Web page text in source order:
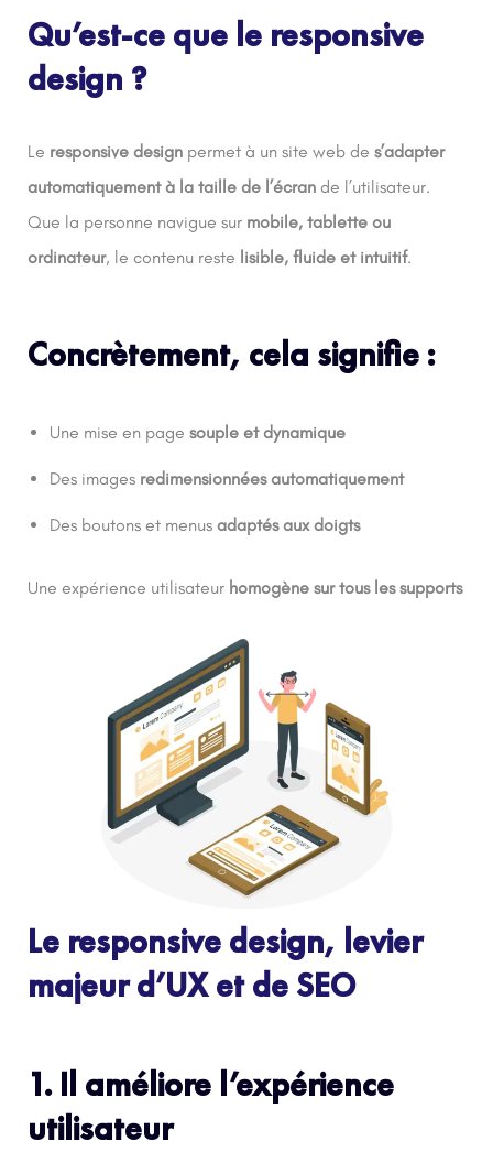
Qu’est-ce que le responsive
design ?
Le responsive design permet à un site web de s’adapter
automatiquement à la taille de l’écran de l’utilisateur.
Que la personne navigue sur mobile, tablette ou
ordinateur, le contenu reste lisible, fluide et intuitif.
Concrètement, cela signifie :
Une mise en page souple et dynamique
Des images redimensionnées automatiquement
Des boutons et menus adaptés aux doigts
Une expérience utilisateur homogène sur tous les supports
Le responsive design, levier
majeur d’UX et de SEO
1. Il améliore l’expérience
utilisateur